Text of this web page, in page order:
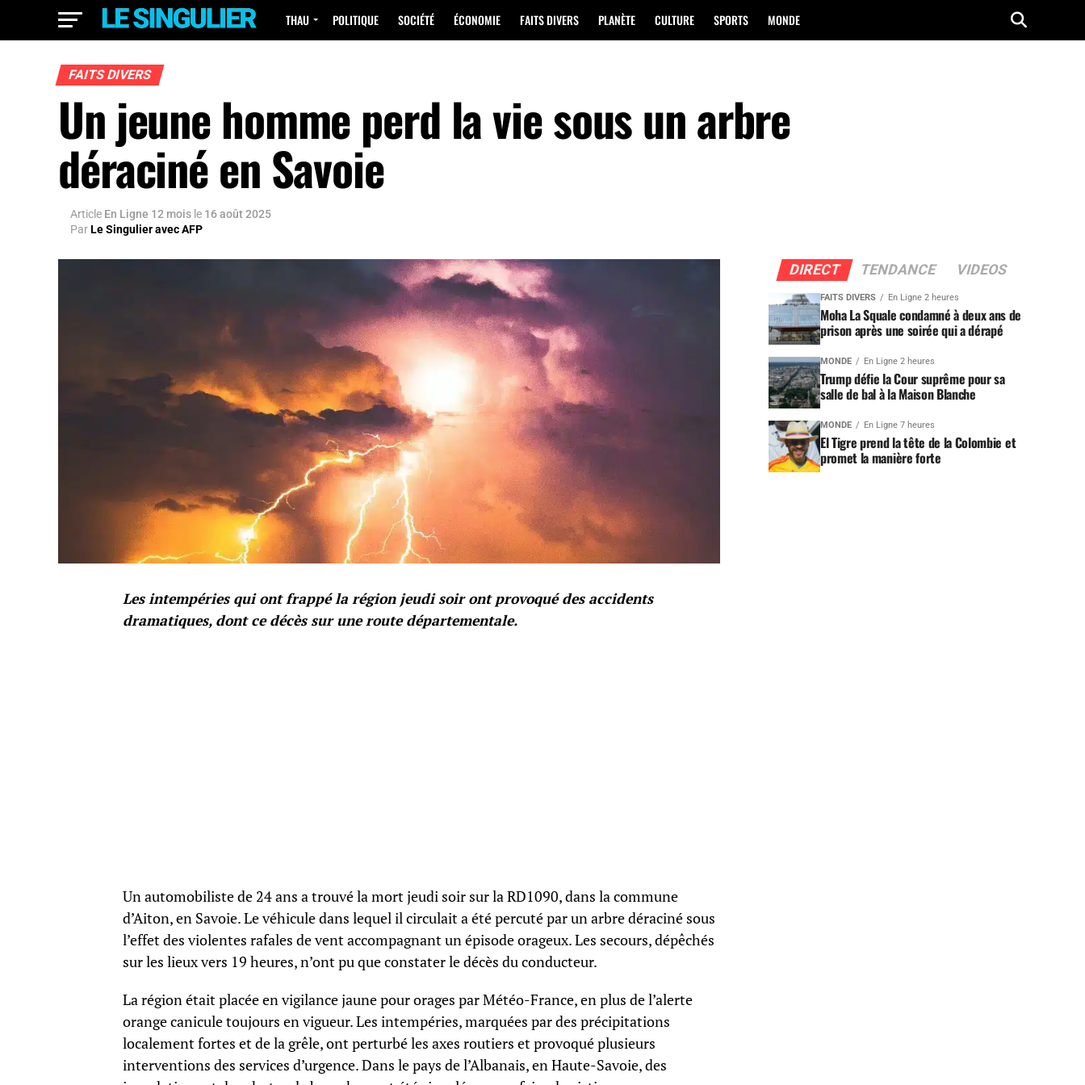
THAU POLITIQUE SOCIÉTÉ ÉCONOMIE FAITS DIVERS PLANÈTE CULTURE SPORTS MONDE
FAITS DIVERS
Un jeune homme perd la vie sous un arbre
déraciné en Savoie
Article En Ligne 12 mois le 16 août 2025
ParLe Singulier avec AFP
Les intempéries qui ont frappé la région jeudi soir ont provoqué des accidents
dramatiques, dont ce décès sur une route départementale.
Un automobiliste de 24 ans a trouvé la mort jeudi soir sur la RD1090, dans la commune
d’Aiton, en Savoie. Le véhicule dans lequel il circulait a été percuté par un arbre déraciné sous
l’effet des violentes rafales de vent accompagnant un épisode orageux. Les secours, dépêchés
sur les lieux vers 19 heures, n’ont pu que constater le décès du conducteur.
La région était placée en vigilance jaune pour orages par Météo-France, en plus de l’alerte
orange canicule toujours en vigueur. Les intempéries, marquées par des précipitations
localement fortes et de la grêle, ont perturbé les axes routiers et provoqué plusieurs
interventions des services d’urgence. Dans le pays de l’Albanais, en Haute-Savoie, des
DIRECT TENDANCE VIDEOS
FAITS DIVERS En Ligne 2 heures
Moha La Squale condamné à deux ans de
prison après une soirée qui a dérapé
MONDE En Ligne 2 heures
Trump défie la Cour suprême pour sa
salle de bal à la Maison Blanche
MONDE En Ligne 7 heures
El Tigre prend la tête de la Colombie et
promet la manière forte